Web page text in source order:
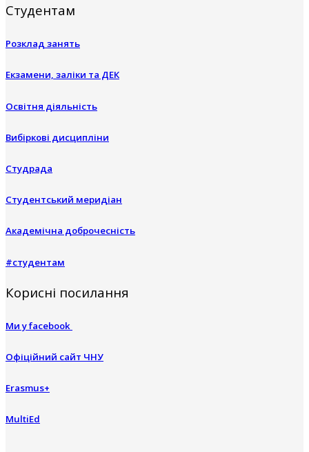
Студентам
Розклад занять
Екзамени, заліки та ДЕК
Освітня діяльність
Вибіркові дисципліни
Студрада
Студентський меридіан
Академічна доброчесність
#студентам
Корисні посилання
Ми у facebook
Офіційний сайт ЧНУ
Erasmus+
MultiEd